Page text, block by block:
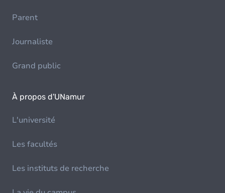
Parent
Journaliste
Grand public
À propos d'UNamur
L'université
Les facultés
Les instituts de recherche